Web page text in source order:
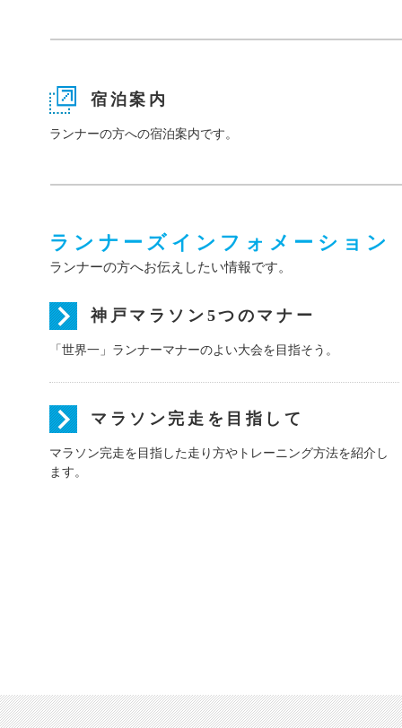
宿泊案内
ランナーの方への宿泊案内です。
ランナーズインフォメーション
ランナーの方へお伝えしたい情報です。
神戸マラソン5つのマナー
「世界一」ランナーマナーのよい大会を目指そう。
マラソン完走を目指して
マラソン完走を目指した走り方やトレーニング方法を紹介し
ます。